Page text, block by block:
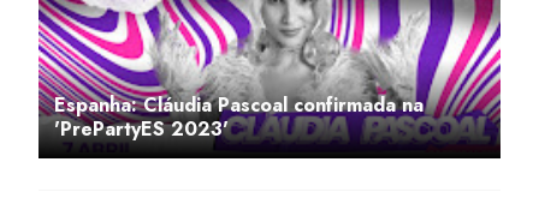
Espanha: Cláudia Pascoal confirmada na
'PrePartyES 2023'